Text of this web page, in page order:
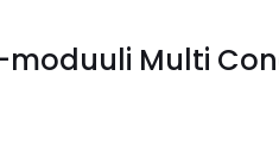
moduuli Multi